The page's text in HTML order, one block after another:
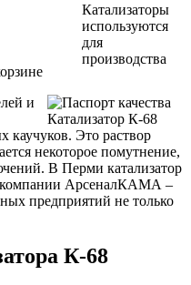
Катализаторы
используются
для
производства
и
каучуков. Это раствор
некоторое помутнение,
В Перми катализатор
компании АрсеналКАМА –
предприятий не только
К-68